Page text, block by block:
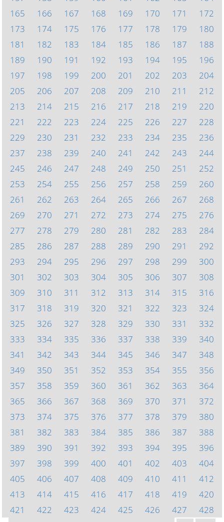
165
166 167 168 169 170 171
172
173
174 175 176 177 178 179
180
181
182 183 184 185 186 187
188
189
190 191 192 193 194 195
196
197
198 199 200 201 202 203
204
205
206 207 208 209 210 211
212
213
214 215 216 217 218 219
220
221
222 223 224 225 226 227
228
229
230 231 232 233 234 235
236
237
238 239 240 241 242 243
244
245
246 247 248 249 250 251
252
253
254 255 256 257 258 259
260
261
262 263 264 265 266 267
268
269
270 271 272 273 274 275
276
277
278 279 280 281 282 283
284
285
286 287 288 289 290 291
292
293
294 295 296 297 298 299
300
301
302 303 304 305 306 307
308
309
310 311 312 313 314 315
316
317
318 319 320 321 322 323
324
325
326 327 328 329 330 331
332
333
334 335 336 337 338 339
340
341
342 343 344 345 346 347
348
349
350 351 352 353 354 355
356
357
358 359 360 361 362 363
364
365
366 367 368 369 370 371
372
373
374 375 376 377 378 379
380
381
382 383 384 385 386 387
388
389
390 391 392 393 394 395
396
397
398 399 400 401 402 403
404
405
406 407 408 409 410 411
412
413
414 415 416 417 418 419
420
421
422 423 424 425 426 427
428